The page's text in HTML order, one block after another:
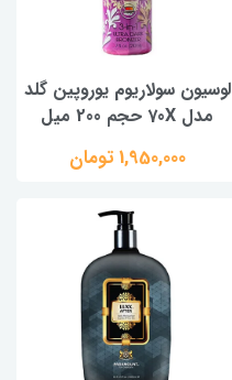
لوسیون سولاریوم یوروپین گلد
مدل 70X حجم 200 میل
1,950,000 تومان